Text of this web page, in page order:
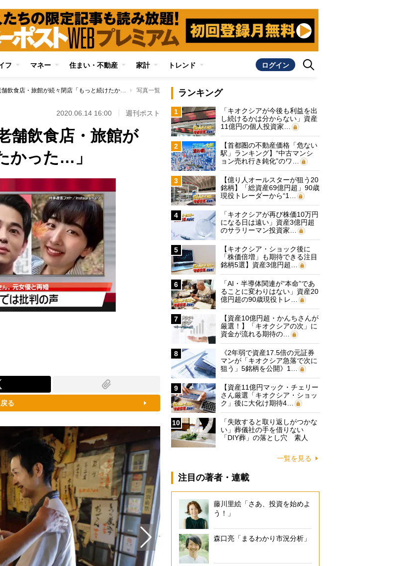
フ マネー 住まい・不動産 家計 トレンド ログイン
酔の助ほか、コロナで老舗飲食店・旅館が続々閉店「もっと続けたかった…」 写真一覧
2020.06.14 16:00 週刊ポスト
舗飲食店・旅館が
かった…」
る
ランキング
1
「キオクシアが今後も利益を出
し続けるかは分からない」資産
11億円の個人投資家…
2
【首都圏の不動産価格「危ない
駅」ランキング】“中古マンシ
ョン売れ行き鈍化”のワ…
3
【億り人オールスターが狙う20
銘柄】「総資産69億円超」90歳
現役トレーダーから“1…
4
「キオクシアが再び株価10万円
になる日は遠い」資産3億円超
のサラリーマン投資家…
5
【キオクシア・ショック後に
「株価倍増」も期待できる注目
銘柄5選】資産3億円超…
6
「AI・半導体関連が“本命”であ
ることに変わりはない」資産20
億円超の90歳現役トレ…
7
【資産10億円超・かんちさんが
厳選！】「キオクシアの次」に
資金が流れる期待の…
8
《2年弱で資産17.5倍の元証券
マンが「キオクシア急落で次に
狙う」5銘柄を公開》1…
9
【資産11億円マック・チェリー
さん厳選「キオクシア・ショッ
ク」後に大化け期待4…
10
「失敗すると取り返しがつかな
い」葬儀社の手を借りない
「DIY葬」の落とし穴 素人
一覧を見る
注目の著者・連載
藤川里絵「さあ、投資を始めよ
う！」
森口亮「まるわかり市況分析」